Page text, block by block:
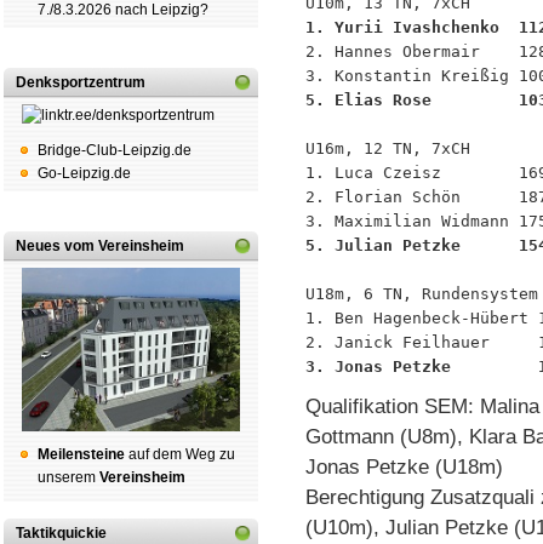
7./8.3.2026 nach Leipzig?
Denksportzentrum
Bridge-Club-Leipzig.de
Go-Leipzig.de
Neues vom Vereinsheim
Mei­len­stei­ne auf dem Weg zu
un­se­rem Ver­eins­heim
Taktikquickie
1. Yurii Ivashchenko
2. Hannes Obermair
5. Elias Rose
U16m, 12 TN, 7xCH
1. Luca Czeisz
2. Florian Schön
5. Julian Petzke
U18m, 6 TN, Rundensystem
1. Ben Hagenbeck-
3. Jonas Petzke
Qualifikation SEM:
Gottmann (U8m), Klara
Jonas Petzke (U18m)
Berechtigung
(U10m), Julian Petzke